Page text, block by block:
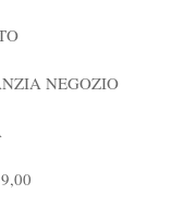
NEGOZIO